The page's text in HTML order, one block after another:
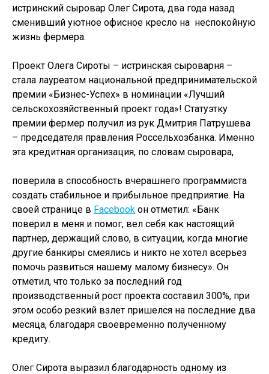
истринский сыровар Олег Сирота, два года назад
сменивший уютное офисное кресло на неспокойную
жизнь фермера.
Проект Олега Сироты – истринская сыроварня –
стала лауреатом национальной предпринимательской
премии «Бизнес-Успех» в номинации «Лучший
сельскохозяйственный проект года»! Статуэтку
премии фермер получил из рук Дмитрия Патрушева
– председателя правления Россельхозбанка. Именно
эта кредитная организация, по словам сыровара,
поверила в способность вчерашнего программиста
создать стабильное и прибыльное предприятие. На
своей странице в Facebook он отметил: «Банк
поверил в меня и помог, вел себя как настоящий
партнер, держащий слово, в ситуации, когда многие
другие банкиры смеялись и никто не хотел всерьез
помочь развиться нашему малому бизнесу». Он
отметил, что только за последний год
производственный рост проекта составил 300%, при
этом особо резкий взлет пришелся на последние два
месяца, благодаря своевременно полученному
кредиту.
Олег Сирота выразил благодарность одному из